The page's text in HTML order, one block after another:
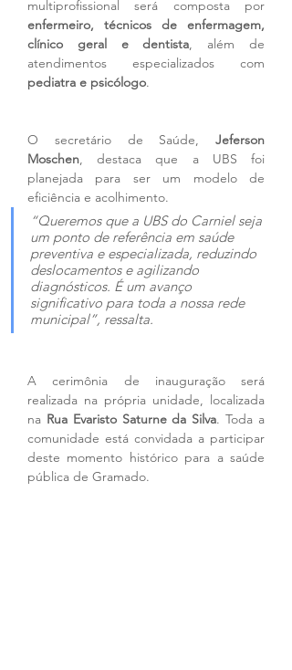
enfermeiro, técnicos de enfermagem,
clínico geral e dentista , além de
pediatra e psicólogo.
O secretário de Saúde, Jeferson
Moschen , destaca que a UBS foi
planejada para ser um modelo de
eficiência e acolhimento.
“Queremos que a UBS do Carniel seja
um ponto de referência em saúde
preventiva e especializada, reduzindo
deslocamentos e agilizando
diagnósticos. É um avanço
significativo para toda a nossa rede
municipal”, ressalta.
A cerimônia de inauguração será
realizada na própria unidade, localizada
na Rua Evaristo Saturne da Silva. Toda a
comunidade está convidada a participar
deste momento histórico para a saúde
pública de Gramado.